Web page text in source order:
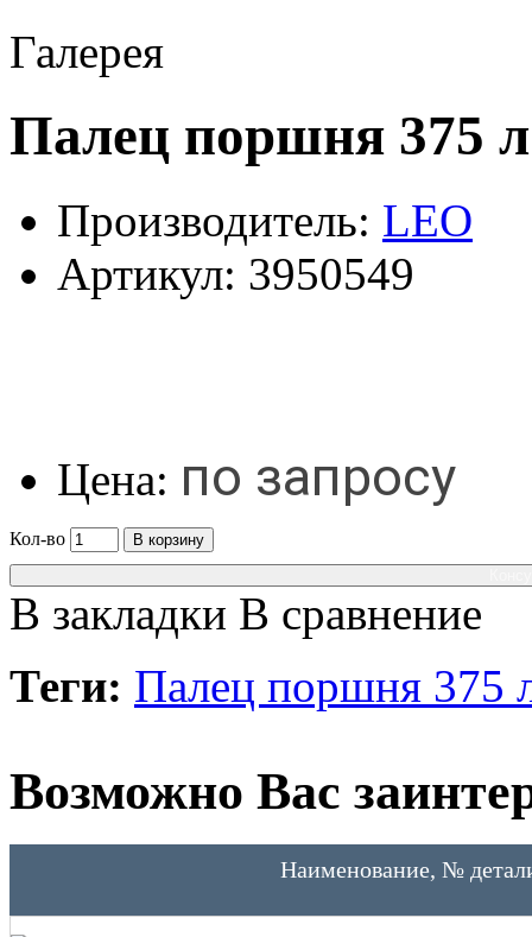
Галерея
Палец поршня 375
Производитель: LEO
Артикул: 3950549
Цена: по запросу
Кол-во
В корзину
В закладки В сравнение
Теги: Палец поршня 375
Возможно Вас
Наименование, №